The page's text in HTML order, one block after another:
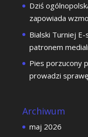
Dziś
zapowiada
Bialski Turniej
patronem
Pies porzucony
prowadzi sprawę
Archiwum
maj 2026